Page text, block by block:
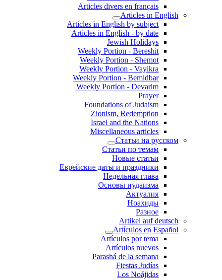
Articles divers en français
Articles in English
Articles in English by subject
Articles in English - by date
Jewish Holidays
Weekly Portion - Bereshit
Weekly Portion - Shemot
Weekly Portion - Vayikra
Weekly Portion - Bemidbar
Weekly Portion - Devarim
Prayer
Foundations of Judaism
Zionism, Redemption
Israel and the Nations
Miscellaneous articles
Статьи на русском
Статьи по темам
Новые статьи
Еврейские даты и праздники
Недельная глава
Основы иудаизма
Актуалия
Ноахиды
Разное
Artikel auf deutsch
Artículos en Español
Artículos por tema
Artículos nuevos
Parashá de la semana
Fiestas Judías
Los Noájidas